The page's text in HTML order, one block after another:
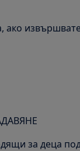
ако
за деца